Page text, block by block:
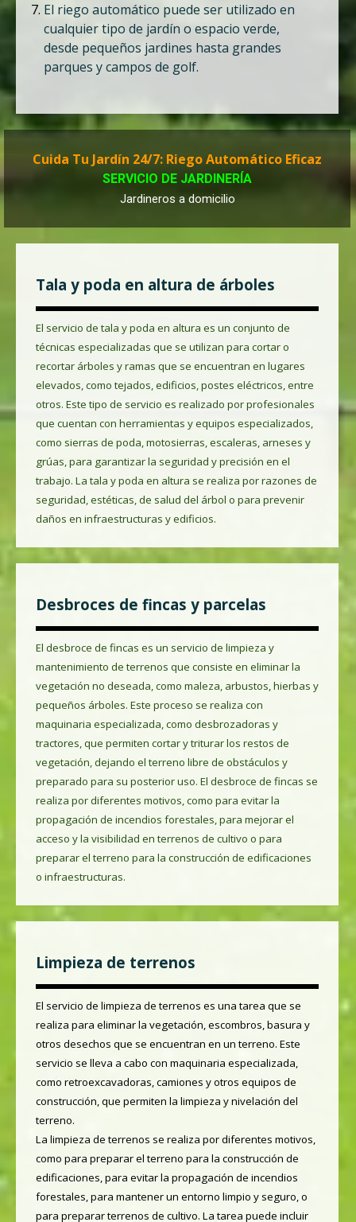
El riego automático puede ser utilizado en
cualquier tipo de jardín o espacio verde,
desde pequeños jardines hasta grandes
parques y campos de golf.
Cuida Tu Jardín 24/7: Riego Automático Eficaz
SERVICIO DE JARDINERÍA
Jardineros a domicilio
Tala y poda en altura de árboles
El servicio de tala y poda en altura es un conjunto de
técnicas especializadas que se utilizan para cortar o
recortar árboles y ramas que se encuentran en lugares
elevados, como tejados, edificios, postes eléctricos, entre
otros. Este tipo de servicio es realizado por profesionales
que cuentan con herramientas y equipos especializados,
como sierras de poda, motosierras, escaleras, arneses y
grúas, para garantizar la seguridad y precisión en el
trabajo. La tala y poda en altura se realiza por razones de
seguridad, estéticas, de salud del árbol o para prevenir
daños en infraestructuras y edificios.
Desbroces de fincas y parcelas
El desbroce de fincas es un servicio de limpieza y
mantenimiento de terrenos que consiste en eliminar la
vegetación no deseada, como maleza, arbustos, hierbas y
pequeños árboles. Este proceso se realiza con
maquinaria especializada, como desbrozadoras y
tractores, que permiten cortar y triturar los restos de
vegetación, dejando el terreno libre de obstáculos y
preparado para su posterior uso. El desbroce de fincas se
realiza por diferentes motivos, como para evitar la
propagación de incendios forestales, para mejorar el
acceso y la visibilidad en terrenos de cultivo o para
preparar el terreno para la construcción de edificaciones
o infraestructuras.
Limpieza de terrenos
El servicio de limpieza de terrenos es una tarea que se
realiza para eliminar la vegetación, escombros, basura y
otros desechos que se encuentran en un terreno. Este
servicio se lleva a cabo con maquinaria especializada,
como retroexcavadoras, camiones y otros equipos de
construcción, que permiten la limpieza y nivelación del
terreno.
La limpieza de terrenos se realiza por diferentes motivos,
como para preparar el terreno para la construcción de
edificaciones, para evitar la propagación de incendios
forestales, para mantener un entorno limpio y seguro, o
para preparar terrenos de cultivo. La tarea puede incluir